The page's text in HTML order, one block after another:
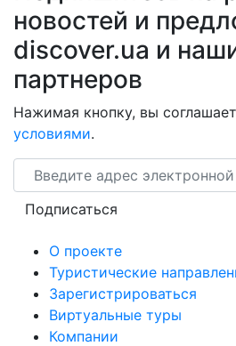
новостей и
discover.ua и
партнеров
Нажимая кнопку, вы
условиями.
Email
Подписаться
О проекте
Туристические
Зарегистрироваться
Виртуальные туры
Компании